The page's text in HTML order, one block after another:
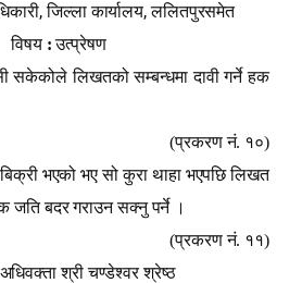
,जिल्ला कार्यालय,ललितपुरसमेत
विषय :उत्प्रेषण
सकेकोले लिखतको सम्बन्धमा दावी गर्ने हक
(प्रकरण नं. १०)
भएको भए सो कुरा थाहा भएपछि लिखत
जति बदर गराउन सक्नु पर्ने ।
(प्रकरण नं. ११)
अधिवक्ता श्री चण्डेश्वर श्रेष्ठ